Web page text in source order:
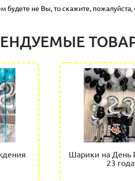
не Вы, то скажите,
Шарики на День
23 года